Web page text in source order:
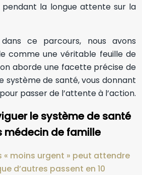
la longue attente sur la
ce parcours, nous avons
comme une véritable feuille de
aborde une facette précise de
système de santé, vous donnant
passer de l’attente à l’action.
le système de santé
médecin de famille
« moins urgent » peut attendre
d’autres passent en 10